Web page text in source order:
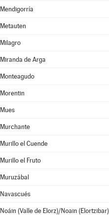
Mendigorría
Metauten
Milagro
Miranda de Arga
Monteagudo
Morentin
Mues
Murchante
Murillo el Cuende
Murillo el Fruto
Muruzábal
Navascués
Noáin (Valle de Elorz)/Noain (Elortzibar)